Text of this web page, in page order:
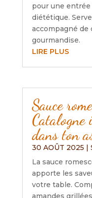
pour une
diététique.
accompagné de
gourmandise.
LIRE PLUS
Sauce
dans ton
30 AOÛT 2025
La sauce
apporte les
votre table.
amandes